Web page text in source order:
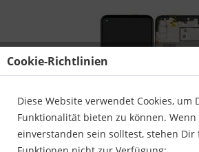
Cookie-Richtlinien
Diese Website verwendet Cookies, um
Funktionalität bieten zu können.
einverstanden sein solltest, stehen Dir